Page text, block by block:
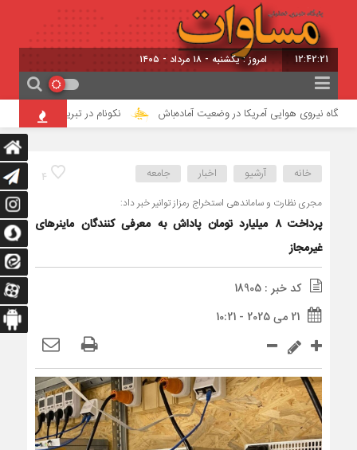
12:42:22 امروز : یکشنبه - ۱۸ مرداد - ۱۴۰۵
نیروی هوایی آمریکا در وضعیت آماده‌باش نکونام در تبریز/ تغییر دقیقه
4 خانه آرشیو اخبار جامعه
مجری نظارت و ساماندهی استخراج رمزاز توانیر خبر داد:
پرداخت ۸ میلیارد تومان پاداش به معرفی کنندگان ماینرهای
غیرمجاز
کد خبر : 18905
21 می 2025 - 10:21